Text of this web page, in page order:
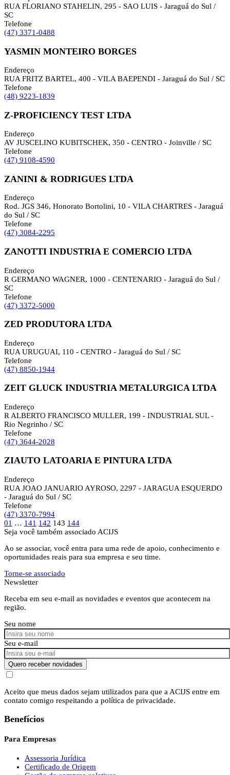
RUA FLORIANO STAHELIN, 295 - SAO LUIS - Jaraguá do Sul /
SC
Telefone
(47) 3371-0488
YASMIN MONTEIRO BORGES
Endereço
RUA FRITZ BARTEL, 400 - VILA BAEPENDI - Jaraguá do Sul / SC
Telefone
(48) 9223-1839
Z-PROFICIENCY TEST LTDA
Endereço
AV JUSCELINO KUBITSCHEK, 350 - CENTRO - Joinville / SC
Telefone
(47) 9108-4590
ZANINI & RODRIGUES LTDA
Endereço
Rod. JGS 346, Honorato Bortolini, 10 - VILA CHARTRES - Jaraguá
do Sul / SC
Telefone
(47) 3084-2295
ZANOTTI INDUSTRIA E COMERCIO LTDA
Endereço
R GERMANO WAGNER, 1000 - CENTENARIO - Jaraguá do Sul /
SC
Telefone
(47) 3372-5000
ZED PRODUTORA LTDA
Endereço
RUA URUGUAI, 110 - CENTRO - Jaraguá do Sul / SC
Telefone
(47) 8850-1944
ZEIT GLUCK INDUSTRIA METALURGICA LTDA
Endereço
R ALBERTO FRANCISCO MULLER, 199 - INDUSTRIAL SUL -
Rio Negrinho / SC
Telefone
(47) 3644-2028
ZIAUTO LATOARIA E PINTURA LTDA
Endereço
RUA JOAO JANUARIO AYROSO, 2297 - JARAGUA ESQUERDO
- Jaraguá do Sul / SC
Telefone
(47) 3370-7994
01 … 141 142 143 144
Seja você também associado ACIJS
Ao se associar, você entra para uma rede de apoio, conhecimento e
oportunidades reais para sua empresa e seu time.
Torne-se associado
Newsletter
Receba em seu e-mail as novidades e eventos que acontecem na
região.
Seu nome
Seu e-mail
Quero receber novidades
Aceito que meus dados sejam utilizados para que a ACIJS entre em
contato comigo respeitando a política de privacidade.
Benefícios
Para Empresas
Assessoria Jurídica
Certificado de Origem